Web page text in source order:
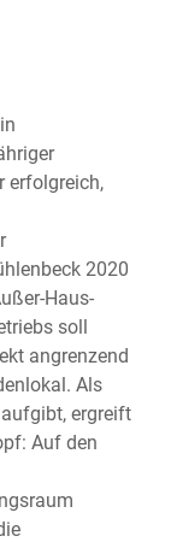
erfolgreich,
2020
Haus-
soll
angrenzend
Als
ergreift
Auf den